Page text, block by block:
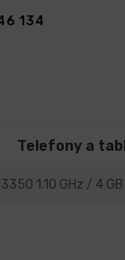
134
Telefony a
1.10 GHz / 4